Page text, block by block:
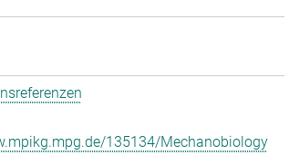
135134/Mechanobiology